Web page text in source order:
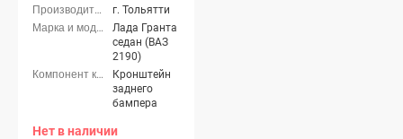
г. Тольятти
Лада Гранта
седан (ВАЗ
2190)
Кронштейн
заднего
бампера
Нет в наличии